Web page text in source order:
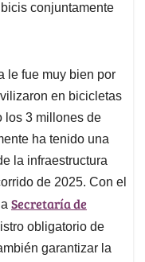
conjuntamente
le fue muy bien por
en bicicletas
los 3 millones de
ha tenido una
la infraestructura
de 2025. Con el
Secretaría de
obligatorio de
garantizar la